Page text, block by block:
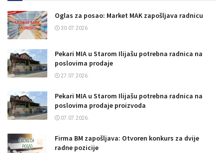
Oglas za posao: Market MAK zapošljava radnicu
30.07.2026.
Pekari MIA u Starom Ilijašu potrebna radnica na
poslovima prodaje
27.07.2026.
Pekari MIA u Starom Ilijašu potrebna radnica na
poslovima prodaje proizvoda
07.07.2026.
Firma BM zapošljava: Otvoren konkurs za dvije
radne pozicije